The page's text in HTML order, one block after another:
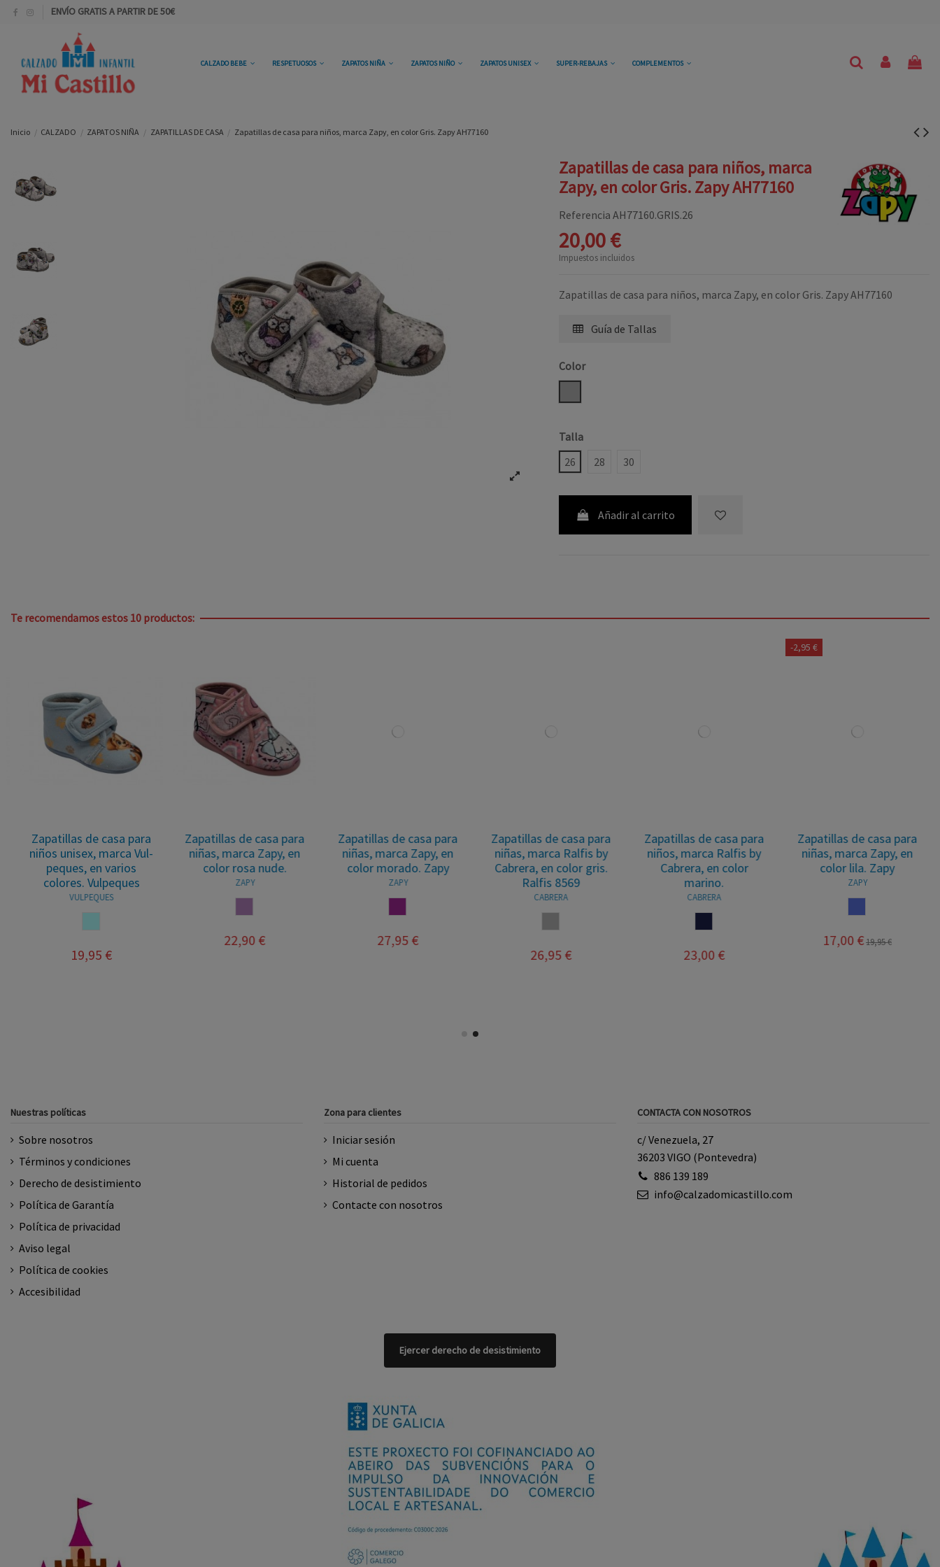
ENVÍO GRATIS A PARTIR DE 50€
CALZADO BEBE RESPETUOSOS ZAPATOS NIÑA ZAPATOS NIÑO ZAPATOS UNISEX SUPER-REBAJAS COMPLEMENTOS
Inicio CALZADO ZAPATOS NIÑA ZAPATILLAS DE CASA Zapatillas de casa para niños, marca Zapy, en color Gris. Zapy AH77160
Zapatillas de casa para niños, marca
Zapy, en color Gris. Zapy AH77160
Referencia AH77160.GRIS.26
20,00 €
Impuestos incluidos
Zapatillas de casa para niños, marca Zapy, en color Gris. Zapy AH77160
Guía de Tallas
Color
Talla
26
28 30
Añadir al carrito
Te recomendamos estos 10 productos:
Zapatillas de casa para
niños unisex, marca Vul-
peques, en varios
colores. Vulpeques
VULPEQUES
19,95 €
Zapatillas de casa para
niñas, marca Zapy, en
color rosa nude.
ZAPY
22,90 €
Zapatillas de casa para
niñas, marca Zapy, en
color morado. Zapy
ZAPY
27,95 €
Zapatillas de casa para
niñas, marca Ralfis by
Cabrera, en color gris.
Ralfis 8569
CABRERA
26,95 €
Zapatillas de casa para
niños, marca Ralfis by
Cabrera, en color
marino.
CABRERA
23,00 €
-2,95 €
Zapatillas de casa para
niñas, marca Zapy, en
color lila. Zapy
ZAPY
17,00 €19,95 €
Nuestras políticas
Sobre nosotros
Términos y condiciones
Derecho de desistimiento
Política de Garantía
Política de privacidad
Aviso legal
Política de cookies
Accesibilidad
Zona para clientes
Iniciar sesión
Mi cuenta
Historial de pedidos
Contacte con nosotros
CONTACTA CON NOSOTROS
c/ Venezuela, 27
36203 VIGO (Pontevedra)
886 139 189
info@calzadomicastillo.com
Ejercer derecho de desistimiento